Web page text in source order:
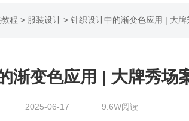
程 > 服装设计 > 针织设计中的渐变色应用 | 大
渐变色应用 | 大牌秀场
2025-06-17 9.6W阅读